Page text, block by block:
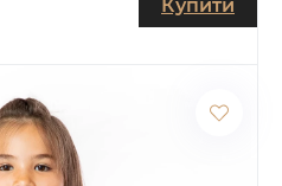
Купити